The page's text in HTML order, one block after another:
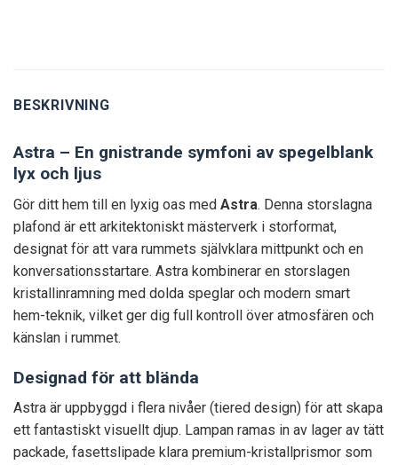
BESKRIVNING
Astra – En gnistrande symfoni av spegelblank
lyx och ljus
Gör ditt hem till en lyxig oas med Astra. Denna storslagna
plafond är ett arkitektoniskt mästerverk i storformat,
designat för att vara rummets självklara mittpunkt och en
konversationsstartare. Astra kombinerar en storslagen
kristallinramning med dolda speglar och modern smart
hem-teknik, vilket ger dig full kontroll över atmosfären och
känslan i rummet.
Designad för att blända
Astra är uppbyggd i flera nivåer (tiered design) för att skapa
ett fantastiskt visuellt djup. Lampan ramas in av lager av tätt
packade, fasettslipade klara premium-kristallprismor som